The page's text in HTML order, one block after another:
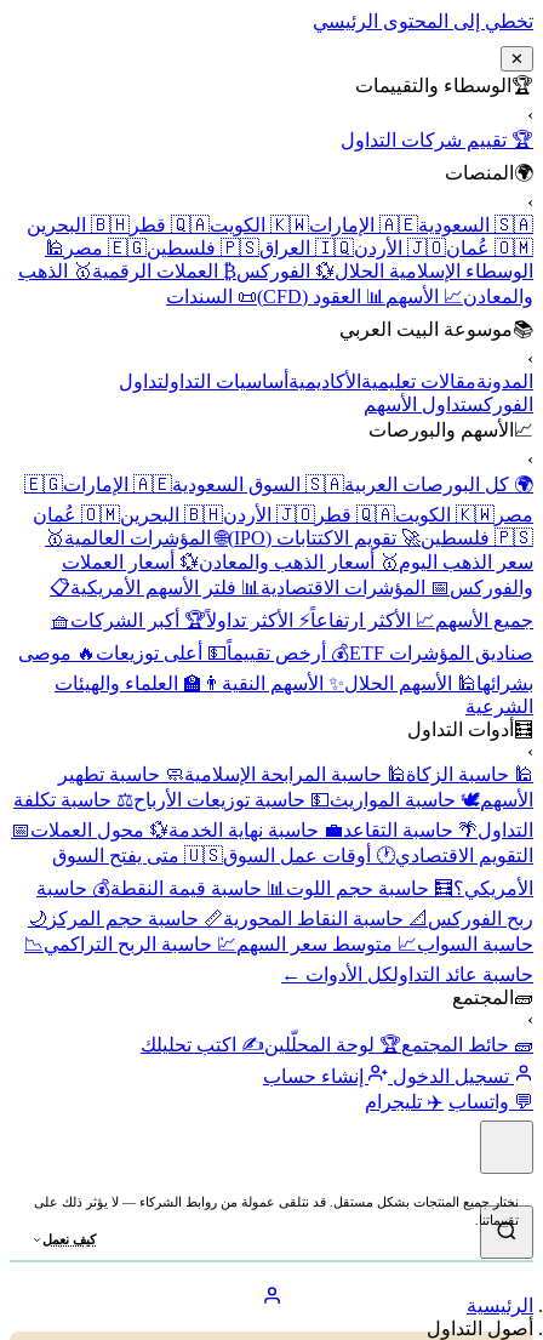
تخطي إلى المحتوى الرئيسي
✕
🏆 الوسطاء والتقييمات
›
🏆 تقييم شركات التداول
🌍 المنصات
›
🇸🇦 السعودية
🇦🇪 الإمارات 🇰🇼 الكويت 🇶🇦 قطر
🇧🇭 البحرين
🇴🇲 عُمان
🇯🇴 الأردن 🇮🇶 العراق 🇵🇸 فلسطين 🇪🇬 مصر
🕌
الوسطاء الإسلامية الحلال💱 الفوركس₿ العملات الرقمية🥇 الذهب
والمعادن📈 الأسهم 📊 العقود (CFD)
📜 السندات
📚موسوعة البيت العربي
›
المدونةمقالات تعليمية الأكاديمية أساسيات التداولتداول
الفوركستداول الأسهم
📈 الأسهم والبورصات
›
🌍 كل البورصات العربية🇸🇦 السوق السعودية 🇦🇪 الإمارات
🇪🇬
مصر 🇰🇼 الكويت 🇶🇦 قطر 🇯🇴 الأردن 🇧🇭 البحرين
🇴🇲 عُمان
🇵🇸 فلسطين
🚀 تقويم الاكتتابات (IPO) 🌐 المؤشرات العالمية🥇
سعر الذهب اليوم🥇 أسعار الذهب والمعادن💱 أسعار العملات
والفوركس📅 المؤشرات الاقتصادية 📊 فلتر الأسهم الأمريكية📋
جميع الأسهم📈 الأكثر ارتفاعاً⚡ الأكثر تداولاً🏆 أكبر الشركات🧺
صناديق المؤشرات ETF
💰 أرخص تقييماً💵 أعلى توزيعات 🔥 موصى
بشرائها🕌 الأسهم الحلال✨ الأسهم النقية 👨‍🏫 العلماء والهيئات
الشرعية
🧮 أدوات التداول
›
🕌 حاسبة الزكاة🕌 حاسبة المرابحة الإسلامية🧼 حاسبة تطهير
الأسهم🕊️ حاسبة المواريث💵 حاسبة توزيعات الأرباح⚖️ حاسبة تكلفة
التداول🌴 حاسبة التقاعد💼 حاسبة نهاية الخدمة💱 محول العملات📅
التقويم الاقتصادي🕐 أوقات عمل السوق
🇺🇸 متى يفتح السوق
الأمريكي؟🧮 حاسبة حجم اللوت 📊 حاسبة قيمة النقطة💰 حاسبة
ربح الفوركس 📐 حاسبة النقاط المحورية📏 حاسبة حجم المركز 🌙
حاسبة السواب📈 متوسط سعر السهم💹 حاسبة الربح التراكمي📉
حاسبة عائد التداولكل الأدوات ←
🧱 المجتمع
›
🧱 حائط المجتمع🏆 لوحة المحلّلين✍️ اكتب تحليلك
تسجيل الدخول
إنشاء حساب
💬 واتساب ✈️ تليجرام
نختار جميع المنتجات بشكل مستقل. قد نتلقى عمولة من روابط الشركاء — لا يؤثر ذلك على
تقييماتنا.
كيف نعمل
الرئيسية
أصول التداول